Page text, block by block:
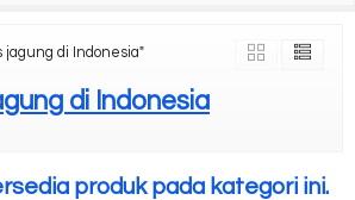
jagung di Indonesia"
di Indonesia
produk pada kategori ini.